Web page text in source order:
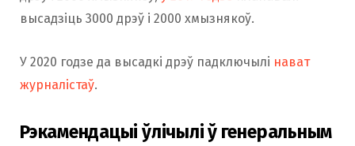
высадзіць 3000 дрэў і 2000 хмызнякоў.
У 2020 годзе да высадкі дрэў падключылі нават
журналістаў.
Рэкамендацыі ўлічылі ў генеральным